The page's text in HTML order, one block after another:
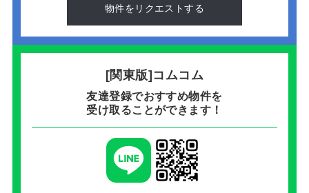
物件をリクエストする
[関東版]コムコム
友達登録でおすすめ物件を
受け取ることができます！